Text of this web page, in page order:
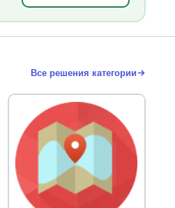
Все решения категории